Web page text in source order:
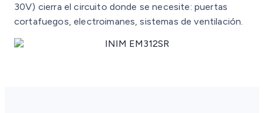
30V) cierra el circuito donde se necesite: puertas
cortafuegos, electroimanes, sistemas de ventilación.